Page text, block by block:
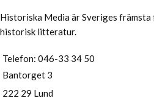
Historiska Media är Sveriges
historisk litteratur.
Telefon: 046-33 34 50
Bantorget 3
222 29 Lund